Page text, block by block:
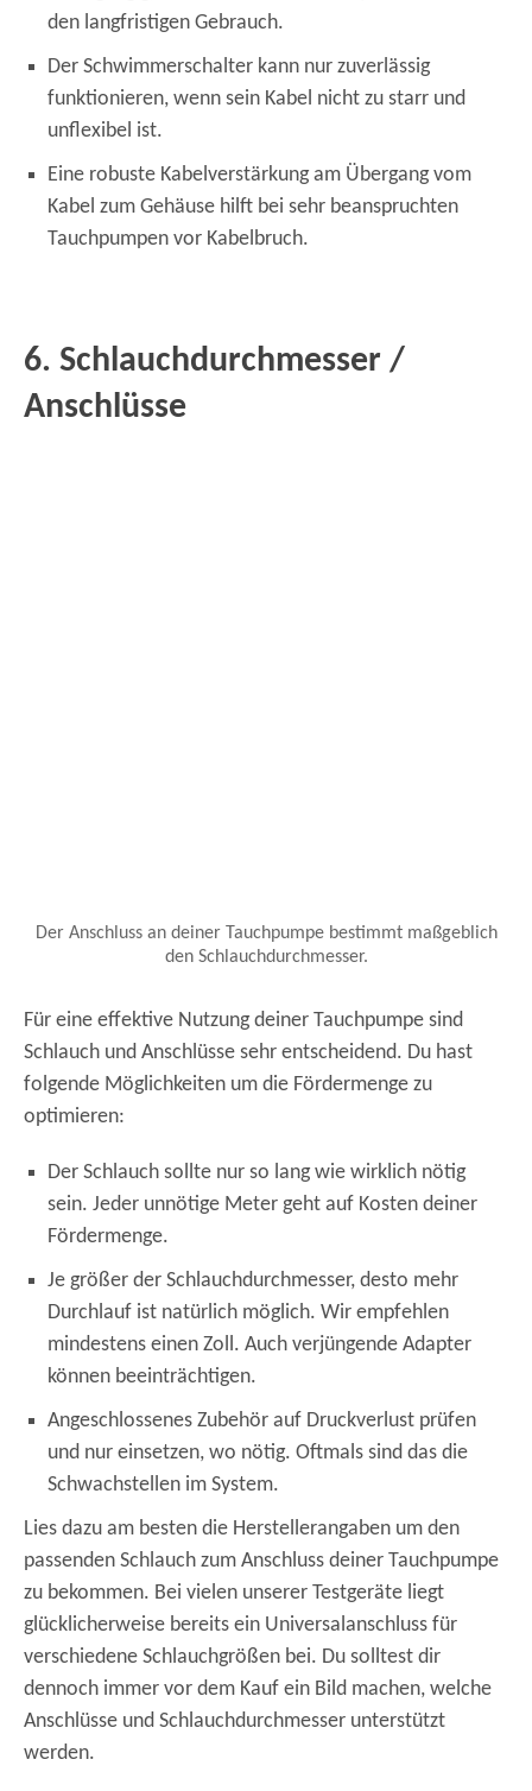
den langfristigen Gebrauch.
Der Schwimmerschalter kann nur zuverlässig
funktionieren, wenn sein Kabel nicht zu starr und
unflexibel ist.
Eine robuste Kabelverstärkung am Übergang vom
Kabel zum Gehäuse hilft bei sehr beanspruchten
Tauchpumpen vor Kabelbruch.
6. Schlauchdurchmesser /
Anschlüsse
Der Anschluss an deiner Tauchpumpe bestimmt maßgeblich
den Schlauchdurchmesser.
Für eine effektive Nutzung deiner Tauchpumpe sind
Schlauch und Anschlüsse sehr entscheidend. Du hast
folgende Möglichkeiten um die Fördermenge zu
optimieren:
Der Schlauch sollte nur so lang wie wirklich nötig
sein. Jeder unnötige Meter geht auf Kosten deiner
Fördermenge.
Je größer der Schlauchdurchmesser, desto mehr
Durchlauf ist natürlich möglich. Wir empfehlen
mindestens einen Zoll. Auch verjüngende Adapter
können beeinträchtigen.
Angeschlossenes Zubehör auf Druckverlust prüfen
und nur einsetzen, wo nötig. Oftmals sind das die
Schwachstellen im System.
Lies dazu am besten die Herstellerangaben um den
passenden Schlauch zum Anschluss deiner Tauchpumpe
zu bekommen. Bei vielen unserer Testgeräte liegt
glücklicherweise bereits ein Universalanschluss für
verschiedene Schlauchgrößen bei. Du solltest dir
dennoch immer vor dem Kauf ein Bild machen, welche
Anschlüsse und Schlauchdurchmesser unterstützt
werden.